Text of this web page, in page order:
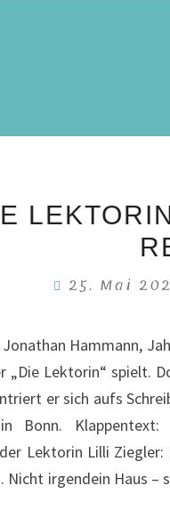
25. Mai
Hammann,
„Die Lektorin“ spielt.
er sich aufs
Bonn. Klappentext:
Lektorin Lilli
Nicht irgendein Haus